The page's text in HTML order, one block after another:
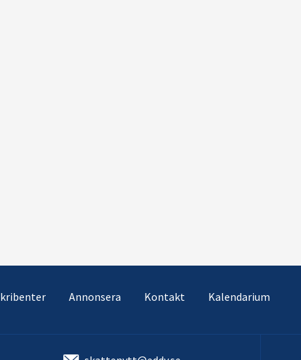
Annonsera Kontakt Kalendarium